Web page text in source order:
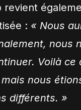
revient
: « Nous
nous
Voilà ce
nous
différents. »